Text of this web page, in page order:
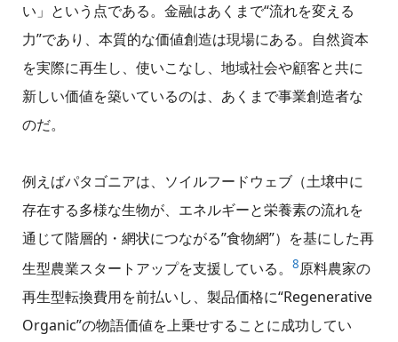
い」という点である。金融はあくまで“流れを変える
力”であり、本質的な価値創造は現場にある。自然資本
を実際に再生し、使いこなし、地域社会や顧客と共に
新しい価値を築いているのは、あくまで事業創造者な
のだ。
例えばパタゴニアは、ソイルフードウェブ（土壌中に
存在する多様な生物が、エネルギーと栄養素の流れを
通じて階層的・網状につながる”食物網”）を基にした再
生型農業スタートアップを支援している。
8原料農家の
再生型転換費用を前払いし、製品価格に“Regenerative
Organic”の物語価値を上乗せすることに成功してい